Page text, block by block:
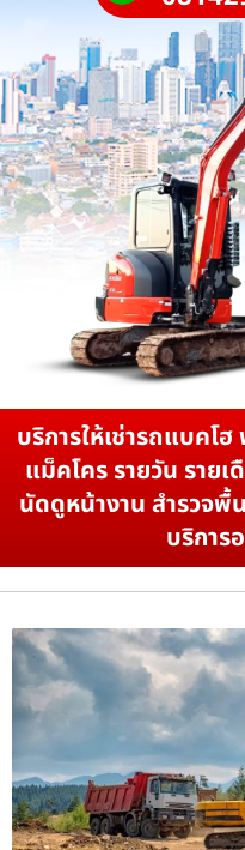
บริการให้เช่ารถแบคโ
แม็คโคร รายวัน รายเ
นัดดูหน้างาน สำรวจพื้
บริการ